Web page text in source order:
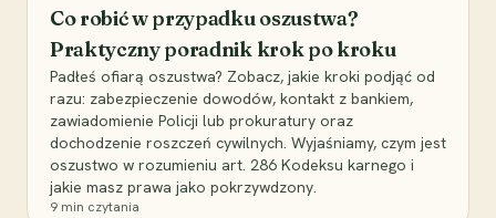
Co robić w przypadku oszustwa?
Praktyczny poradnik krok po kroku
Padłeś ofiarą oszustwa? Zobacz, jakie kroki podjąć od
razu: zabezpieczenie dowodów, kontakt z bankiem,
zawiadomienie Policji lub prokuratury oraz
dochodzenie roszczeń cywilnych. Wyjaśniamy, czym jest
oszustwo w rozumieniu art. 286 Kodeksu karnego i
jakie masz prawa jako pokrzywdzony.
9 min czytania